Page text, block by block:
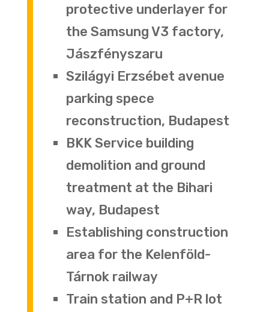
protective underlayer for
the Samsung V3 factory,
Jászfényszaru
Szilágyi Erzsébet avenue
parking spece
reconstruction, Budapest
BKK Service building
demolition and ground
treatment at the Bihari
way, Budapest
Establishing construction
area for the Kelenföld-
Tárnok railway
Train station and P+R lot